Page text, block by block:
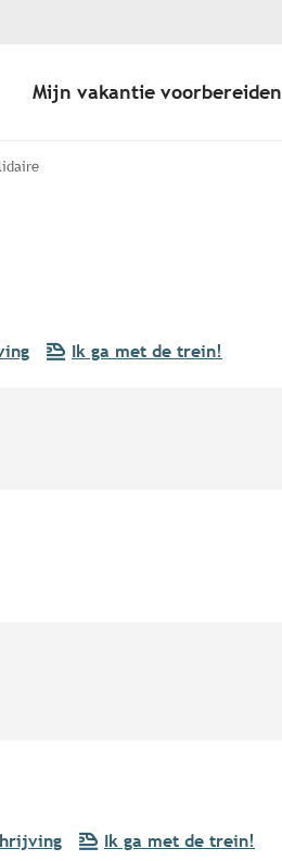
Mijn vakantie voorbereiden
Ik ga met de trein!
Ik ga met de trein!